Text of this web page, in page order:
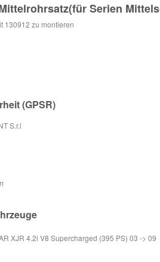
Serien
130912 zu montieren
(GPSR)
S.r.l
XJR 4.2i V8 Supercharged (395 PS) 03 -> 09